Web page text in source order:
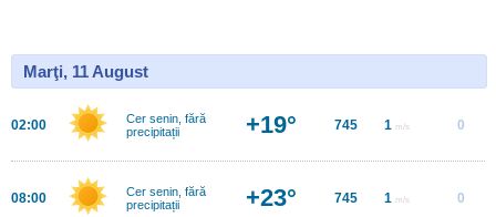
Marţi, 11 August
02:00
Cer senin, fără
precipitații
+19° 745 1 m/s 0
08:00
Cer senin, fără
precipitații
+23° 745 1 m/s 0